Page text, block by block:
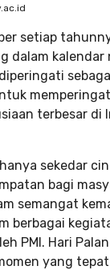
setiap
dalam kalendar
terbesar di
sekedar
bagi
semangat
berbagai
PMI. Hari
yang